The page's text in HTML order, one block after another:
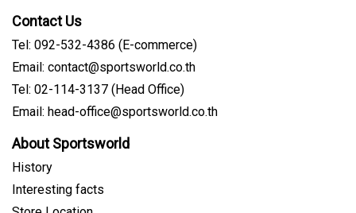
Contact Us
Tel: 092-532-4386 (E-commerce)
Email: contact@sportsworld.co.th
Tel: 02-114-3137 (Head Office)
Email: head-office@sportsworld.co.th
About Sportsworld
History
Interesting facts